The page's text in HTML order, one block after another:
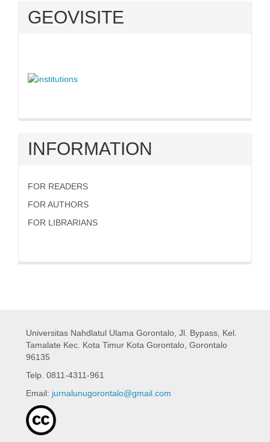
GEOVISITE
INFORMATION
FOR READERS
FOR AUTHORS
FOR LIBRARIANS
Universitas Nahdlatul Ulama Gorontalo, Jl. Bypass, Kel.
Tamalate Kec. Kota Timur Kota Gorontalo, Gorontalo
96135
Telp. 0811-4311-961
Email: jurnalunugorontalo@gmail.com